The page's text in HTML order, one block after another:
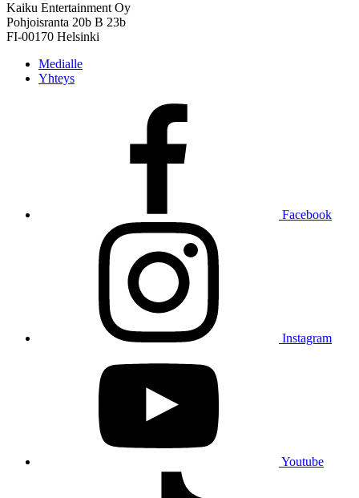
Kaiku Entertainment Oy
Pohjoisranta 20b B 23b
FI-00170 Helsinki
Medialle
Yhteys
Facebook
Instagram
Youtube